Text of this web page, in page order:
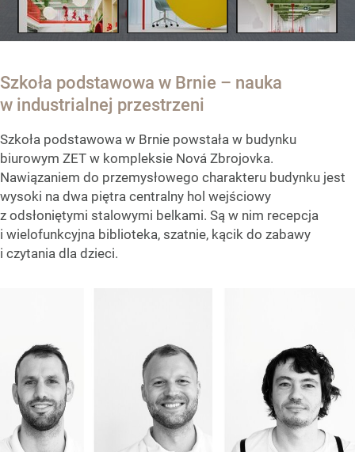
Szkoła podstawowa w Brnie – nauka
w industrialnej przestrzeni
Szkoła podstawowa w Brnie powstała w budynku
biurowym ZET w kompleksie Nová Zbrojovka.
Nawiązaniem do przemysłowego charakteru budynku jest
wysoki na dwa piętra centralny hol wejściowy
z odsłoniętymi stalowymi belkami. Są w nim recepcja
i wielofunkcyjna biblioteka, szatnie, kącik do zabawy
i czytania dla dzieci.